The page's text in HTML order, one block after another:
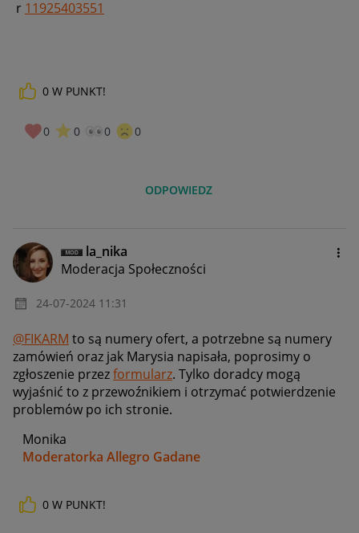
r 11925403551
0 W PUNKT!
0 0 0 0
ODPOWIEDZ
la_nika
Moderacja Społeczności
‎24-07-2024 11:31
@FIKARM to są numery ofert, a potrzebne są numery
zamówień oraz jak Marysia napisała, poprosimy o
zgłoszenie przezformularz. Tylko doradcy mogą
wyjaśnić to z przewoźnikiem i otrzymać potwierdzenie
problemów po ich stronie.
Monika
Moderatorka Allegro Gadane
0 W PUNKT!